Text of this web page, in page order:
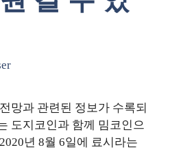
망과 관련된 정보가 수록되
도지코인과 함께 밈코인으
년 8월 6일에 료시라는